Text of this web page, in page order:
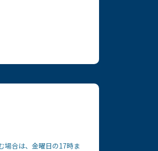
場合は、金曜日の17時ま